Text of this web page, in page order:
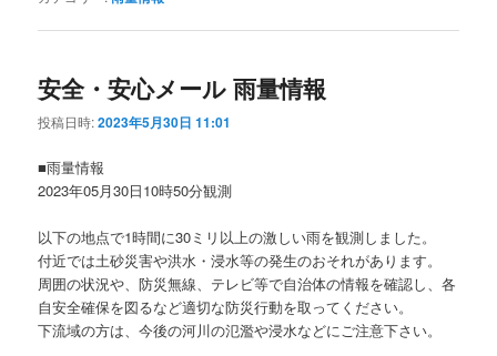
安全・安心メール 雨量情報
投稿日時:2023年5月30日 11:01
■雨量情報
2023年05月30日10時50分観測
以下の地点で1時間に30ミリ以上の激しい雨を観測しました。
付近では土砂災害や洪水・浸水等の発生のおそれがあります。
周囲の状況や、防災無線、テレビ等で自治体の情報を確認し、各
自安全確保を図るなど適切な防災行動を取ってください。
下流域の方は、今後の河川の氾濫や浸水などにご注意下さい。